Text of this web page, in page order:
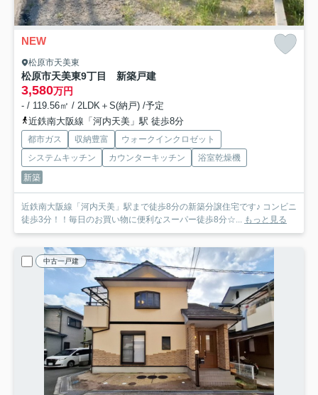
NEW
松原市天美東
松原市天美東9丁目 新築戸建
3,580万円
- / 119.56㎡ / 2LDK＋S(納戸) /予定
近鉄南大阪線「河内天美」駅 徒歩8分
都市ガス 収納豊富
ウォークインクロゼット
システムキッチン
カウンターキッチン
浴室乾燥機
新築
近鉄南大阪線「河内天美」駅まで徒歩8分の新築分譲住宅です♪ コンビニ
徒歩3分！！毎日のお買い物に便利なスーパー徒歩8分☆...
もっと見る
中古一戸建